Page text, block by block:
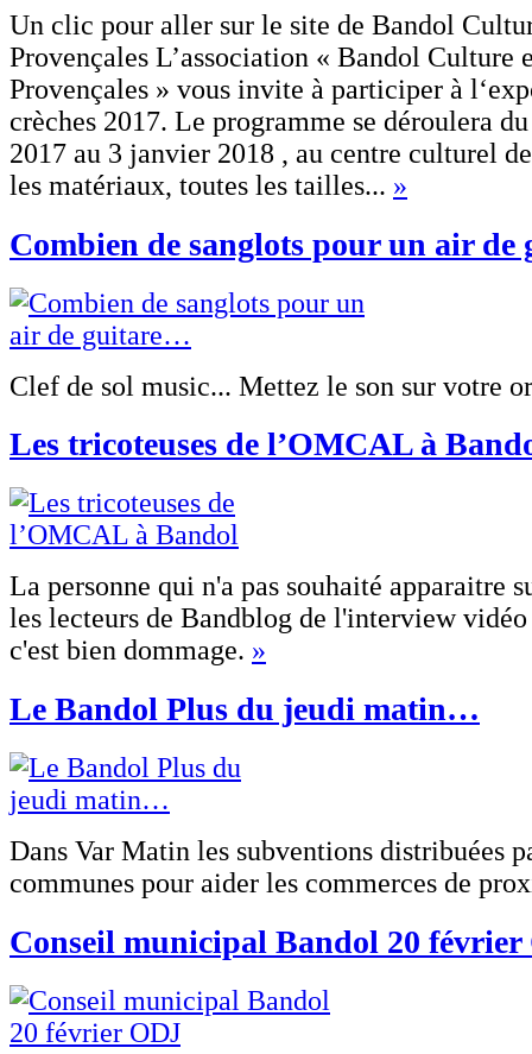
Un clic pour aller sur le site de Bandol
Provençales L’association « Bandol Culture
Provençales » vous invite à participer à
crèches 2017. Le programme se déroulera
2017 au 3 janvier 2018 , au centre culturel
les matériaux, toutes les tailles... »
Combien de sanglots pour un air
Clef de sol music... Mettez le son sur votre
Les tricoteuses de l’OMCAL à
La personne qui n'a pas souhaité apparaitre
les lecteurs de Bandblog de l'interview
c'est bien dommage. »
Le Bandol Plus du jeudi matin…
Dans Var Matin les subventions distribuées
communes pour aider les commerces de
Conseil municipal Bandol 20 février